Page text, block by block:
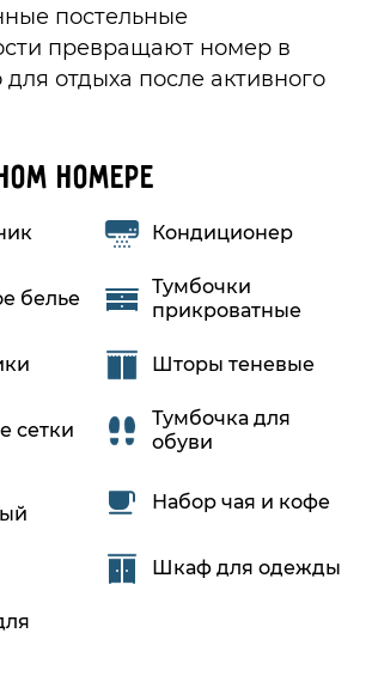
постельные
превращают номер в
отдыха после активного
номере
Кондиционер
белье
Тумбочки
прикроватные
Шторы теневые
сетки
Тумбочка для
обуви
Набор чая и кофе
Шкаф для одежды